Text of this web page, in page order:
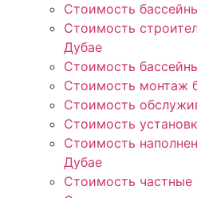
Стоимость
Стоимость
Дубае
Стоимость
Стоимость монтаж
Стоимость
Стоимость
Стоимость
Дубае
Стоимость